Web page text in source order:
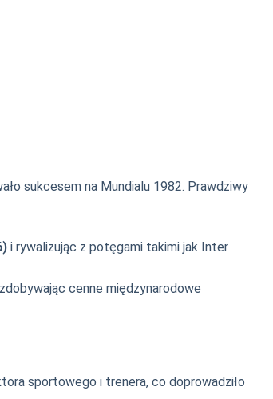
sukcesem na Mundialu 1982. Prawdziwy
i rywalizując z potęgami takimi jak Inter
cenne międzynarodowe
sportowego i trenera, co doprowadziło